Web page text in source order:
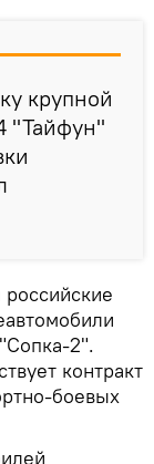
крупной
"Тайфун"
2".
контракт
боевых